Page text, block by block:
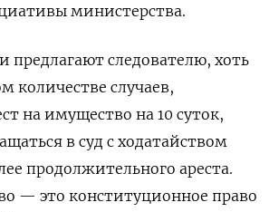
министерства.
предлагают следователю, хоть
количестве случаев,
на имущество на 10 суток,
в суд с ходатайством
продолжительного ареста.
— это конституционное право